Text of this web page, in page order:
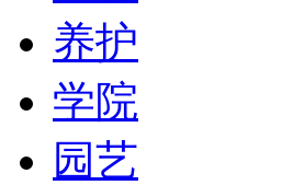
养护
学院
园艺